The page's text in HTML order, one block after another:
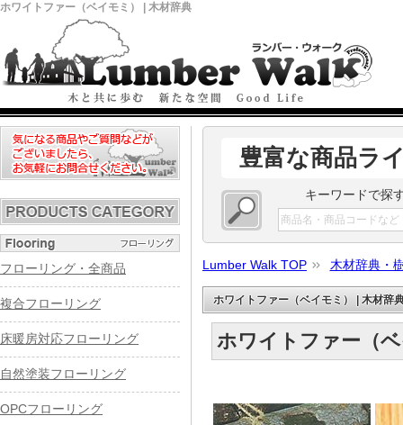
ホワイトファー（ベイモミ） | 木材辞典
豊富な商品ラ
キーワードで探
Lumber Walk TOP 木材辞典・
ホワイトファー（ベイモミ） | 木材辞
ホワイトファー（
フローリング・全商品
複合フローリング
床暖房対応フローリング
自然塗装フローリング
OPCフローリング